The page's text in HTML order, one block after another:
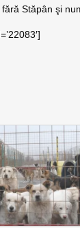
Stăpân şi